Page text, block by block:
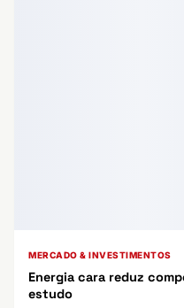
MERCADO & INVESTIMENTOS
Energia cara reduz
estudo